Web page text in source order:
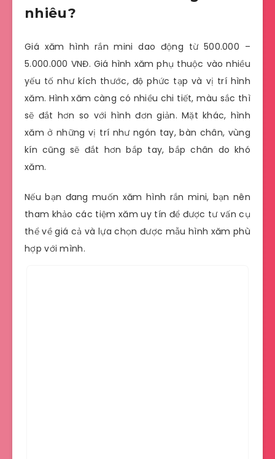
nhiêu?
Giá xăm hình rắn mini dao động từ 500.000 –
5.000.000 VNĐ. Giá hình xăm phụ thuộc vào nhiều
yếu tố như kích thước, độ phức tạp và vị trí hình
xăm. Hình xăm càng có nhiều chi tiết, màu sắc thì
sẽ đắt hơn so với hình đơn giản. Mặt khác, hình
xăm ở những vị trí như ngón tay, bàn chân, vùng
kín cũng sẽ đắt hơn bắp tay, bắp chân do khó
xăm.
Nếu bạn đang muốn xăm hình rắn mini, bạn nên
tham khảo các tiệm xăm uy tín để được tư vấn cụ
thể về giá cả và lựa chọn được mẫu hình xăm phù
hợp với mình.